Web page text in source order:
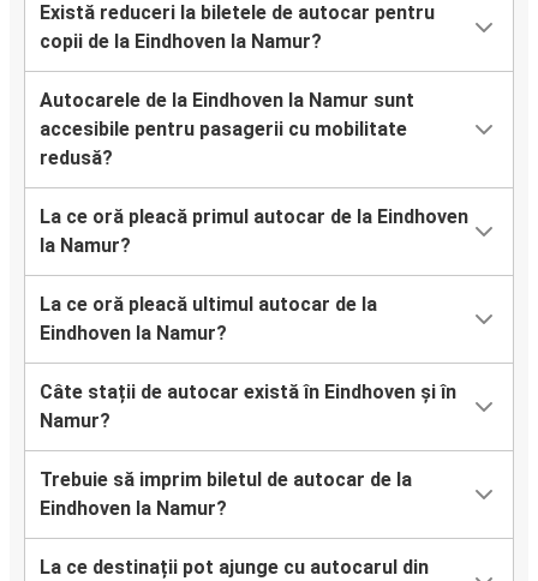
Există reduceri la biletele de autocar pentru
copii de la Eindhoven la Namur?
Autocarele de la Eindhoven la Namur sunt
accesibile pentru pasagerii cu mobilitate
redusă?
La ce oră pleacă primul autocar de la Eindhoven
la Namur?
La ce oră pleacă ultimul autocar de la
Eindhoven la Namur?
Câte stații de autocar există în Eindhoven și în
Namur?
Trebuie să imprim biletul de autocar de la
Eindhoven la Namur?
La ce destinații pot ajunge cu autocarul din